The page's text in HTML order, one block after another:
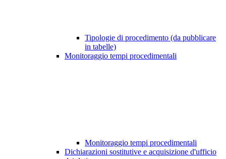
Tipologie di procedimento (da pubblicare
in tabelle)
Monitoraggio tempi procedimentali
Monitoraggio tempi procedimentali
Dichiarazioni sostitutive e acquisizione d'ufficio